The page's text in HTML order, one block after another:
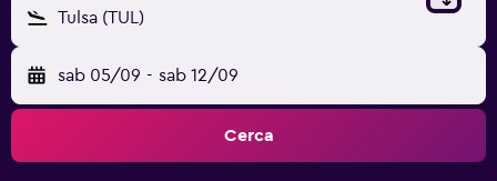
Tulsa (TUL)
sab 05/09 - sab 12/09
Cerca